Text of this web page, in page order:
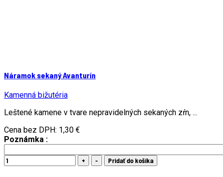
Náramok sekaný Avanturín
Kamenná bižutéria
Leštené kamene v tvare nepravidelných sekaných zŕn, ...
Cena bez DPH: 1,30 €
Poznámka :